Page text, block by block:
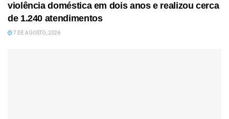
violência doméstica em dois anos e realizou cerca
de 1.240 atendimentos
7 DE AGOSTO, 2026